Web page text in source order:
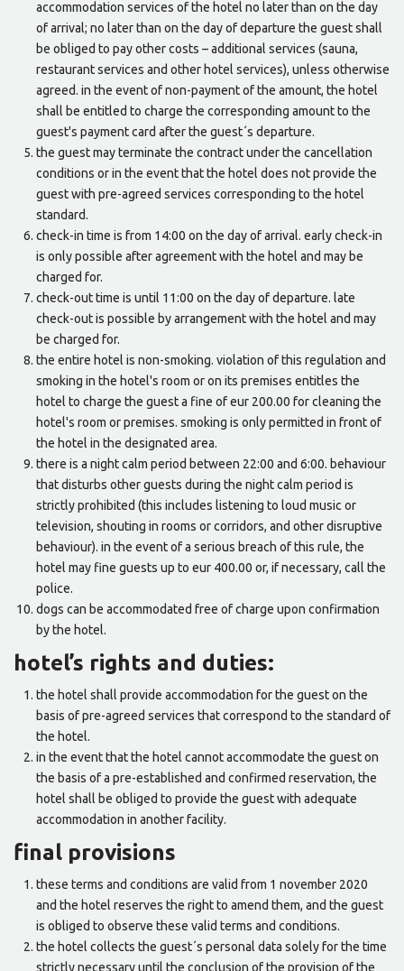
accommodation services of the hotel no later than on the day
of arrival; no later than on the day of departure the guest shall
be obliged to pay other costs – additional services (sauna,
restaurant services and other hotel services), unless otherwise
agreed. in the event of non-payment of the amount, the hotel
shall be entitled to charge the corresponding amount to the
guest's payment card after the guest´s departure.
the guest may terminate the contract under the cancellation
conditions or in the event that the hotel does not provide the
guest with pre-agreed services corresponding to the hotel
standard.
check-in time is from 14:00 on the day of arrival. early check-in
is only possible after agreement with the hotel and may be
charged for.
check-out time is until 11:00 on the day of departure. late
check-out is possible by arrangement with the hotel and may
be charged for.
the entire hotel is non-smoking. violation of this regulation and
smoking in the hotel's room or on its premises entitles the
hotel to charge the guest a fine of eur 200.00 for cleaning the
hotel's room or premises. smoking is only permitted in front of
the hotel in the designated area.
there is a night calm period between 22:00 and 6:00. behaviour
that disturbs other guests during the night calm period is
strictly prohibited (this includes listening to loud music or
television, shouting in rooms or corridors, and other disruptive
behaviour). in the event of a serious breach of this rule, the
hotel may fine guests up to eur 400.00 or, if necessary, call the
police.
dogs can be accommodated free of charge upon confirmation
by the hotel.
hotel’s rights and duties:
the hotel shall provide accommodation for the guest on the
basis of pre-agreed services that correspond to the standard of
the hotel.
in the event that the hotel cannot accommodate the guest on
the basis of a pre-established and confirmed reservation, the
hotel shall be obliged to provide the guest with adequate
accommodation in another facility.
final provisions
these terms and conditions are valid from 1 november 2020
and the hotel reserves the right to amend them, and the guest
is obliged to observe these valid terms and conditions.
the hotel collects the guest´s personal data solely for the time
strictly necessary until the conclusion of the provision of the